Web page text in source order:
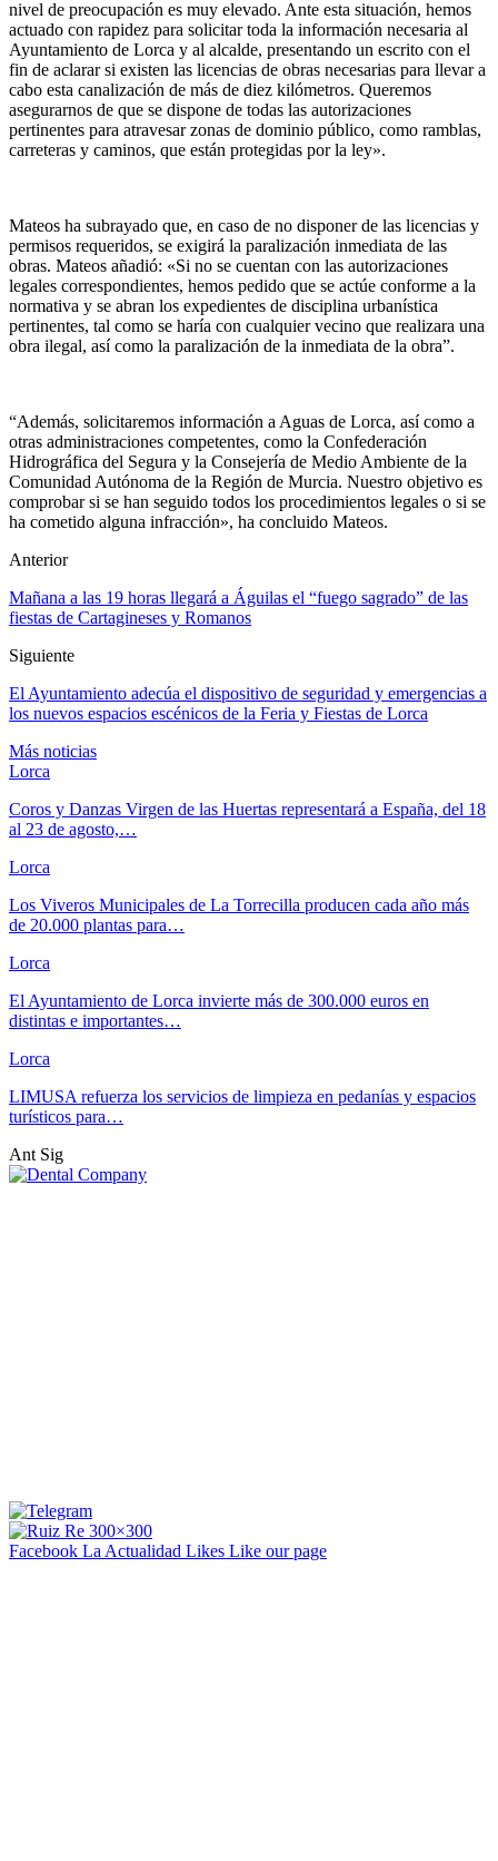
nivel de preocupación es muy elevado. Ante esta situación, hemos
actuado con rapidez para solicitar toda la información necesaria al
Ayuntamiento de Lorca y al alcalde, presentando un escrito con el
fin de aclarar si existen las licencias de obras necesarias para llevar a
cabo esta canalización de más de diez kilómetros. Queremos
asegurarnos de que se dispone de todas las autorizaciones
pertinentes para atravesar zonas de dominio público, como ramblas,
carreteras y caminos, que están protegidas por la ley».
Mateos ha subrayado que, en caso de no disponer de las licencias y
permisos requeridos, se exigirá la paralización inmediata de las
obras. Mateos añadió: «Si no se cuentan con las autorizaciones
legales correspondientes, hemos pedido que se actúe conforme a la
normativa y se abran los expedientes de disciplina urbanística
pertinentes, tal como se haría con cualquier vecino que realizara una
obra ilegal, así como la paralización de la inmediata de la obra”.
“Además, solicitaremos información a Aguas de Lorca, así como a
otras administraciones competentes, como la Confederación
Hidrográfica del Segura y la Consejería de Medio Ambiente de la
Comunidad Autónoma de la Región de Murcia. Nuestro objetivo es
comprobar si se han seguido todos los procedimientos legales o si se
ha cometido alguna infracción», ha concluido Mateos.
Anterior
Mañana a las 19 horas llegará a Águilas el “fuego sagrado” de las
fiestas de Cartagineses y Romanos
Siguiente
El Ayuntamiento adecúa el dispositivo de seguridad y emergencias a
los nuevos espacios escénicos de la Feria y Fiestas de Lorca
Más noticias
Lorca
Coros y Danzas Virgen de las Huertas representará a España, del 18
al 23 de agosto,…
Lorca
Los Viveros Municipales de La Torrecilla producen cada año más
de 20.000 plantas para…
Lorca
El Ayuntamiento de Lorca invierte más de 300.000 euros en
distintas e importantes…
Lorca
LIMUSA refuerza los servicios de limpieza en pedanías y espacios
turísticos para…
Ant Sig
Facebook La Actualidad Likes Like our page